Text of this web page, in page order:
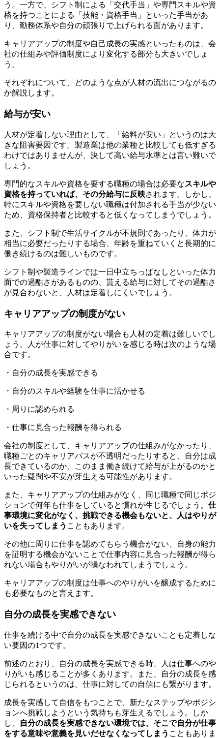
う。一方で、シフト制による「交代手当」や専門スキルや資
格を持つことによる「技能・資格手当」といった手当があ
り、勤務体系や自分の頑張りで上げられる面があります。
キャリアアップの制度や自己成長の実感といったものは、会
社の仕組みや評価制度により変化する部分も大きいでしょ
う。
それぞれについて、どのような点が人材の流出につながるの
か解説します。
給与が安い
人材が定着しない理由として、「給料が安い」というのは大
きな阻害要因です。製造業は他の業種と比較しても低すぎる
わけではありませんが、決して高い給与水準とは言い難いで
しょう。
専門的なスキルや資格を要する職種の場合は必要なスキルや
資格を持っていれば、その分給与に反映されます。しかし、
特にスキルや資格を要しない職種は付加される手当が少ない
ため、資格保持者と比較すると低くなってしまうでしょう。
また、シフト制で生活サイクルが不規則であったり、体力が
相当に必要だったりする場合、年齢を重ねていくと長期的に
働き続けるのは難しいものです。
シフト制や製造ラインでは一日中立ちっぱなしといった体力
面での過酷さがあるものの、貰える給与に対してその過酷さ
が見合わないと、人材は定着しにくいでしょう。
キャリアアップの制度がない
キャリアアップの制度がない場合も人材の定着は難しいでし
ょう。人が仕事に対してやりがいを感じる時は次のような場
合です。
・自分の成長を実感できる
・自分のスキルや経験を仕事に活かせる
・周りに認められる
・仕事に見合った報酬を得られる
会社の制度として、キャリアアップの仕組みがなかったり、
職種ごとのキャリアパスが不透明だったりすると、自分は成
長できているのか、このまま働き続けて給与が上がるのかと
いった疑問や不安が芽生える可能性があります。
また、キャリアアップの仕組みがなく、同じ職種で同じポジ
ションで何年も仕事をしていると慣れが生じるでしょう。 仕
事環境に変化がなく、挑戦できる機会もないと、人はやりが
いを失ってしまう こともあります。
その他に周りに仕事を認めてもらう機会がない、自身の能力
を証明する機会がないことで仕事内容に見合った報酬が得ら
れない場合もやりがいが損なわれてしまうでしょう。
キャリアアップの制度は仕事へのやりがいを醸成するために
も必要なものと言えます。
自分の成長を実感できない
仕事を続ける中で自分の成長を実感できないことも定着しな
い要因の1つです。
前述のとおり、自分の成長を実感できる時、人は仕事へのや
りがいも感じることが多くあります。また、自分の成長を感
じられるというのは、仕事に対しての自信にも繋がります。
成長を実感して自信をもつことで、新たなステップやポジシ
ョンへ挑戦しようという気持ちも芽生えるでしょう。しか
し、
自分の成長を実感できない環境では、そこで自分が仕事
をする意味や意義を見いだせなくなってしまう こともありま